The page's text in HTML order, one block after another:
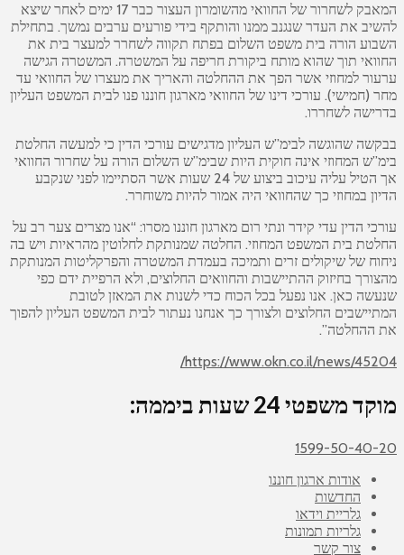
המאבק לשחרור של החוואי מהשומרון העצור כבר 17 ימים לאחר שיצא
להשיב את העדר שנגנב ממנו והותקף בידי פורעים ערבים נמשך. בתחילת
השבוע הורה בית משפט השלום בפתח תקווה לשחרר למעצר בית את
החוואי תוך שהוא מותח ביקורת חריפה על המשטרה. המשטרה הגישה
ערעור למחוזי אשר הפך את ההחלטה והאריך את מעצרו של החוואי עד
מחר (חמישי). עורכי דינו של החוואי מארגון חוננו פנו לבית המשפט העליון
בדרישה לשחררו.
בבקשה שהוגשה לבימ”ש העליון מדגישים עורכי הדין כי למעשה החלטת
בימ”ש המחוזי אינה חוקית היות שבימ”ש השלום הורה על שחרור החוואי
אך הטיל עליה עיכוב ביצוע של 24 שעות אשר הסתיימו לפני שנקבע
הדיון במחוזי כך שהחוואי היה אמור להיות משוחרר.
עורכי הדין עדי קידר ונתי רום מארגון חוננו מסרו: “אנו מצרים צער רב על
החלטת בית המשפט המחוזי. החלטה שמנותקת לחלוטין מהראיות ויש בה
ניחוח של שיקולים זרים ותמיכה בעמדת המשטרה והפרקליטות המנותקת
מהצורך בחיזוק ההתיישבות והחוואים החלוצים, ולא הרפיית ידם כפי
שנעשה כאן. אנו נפעל בכל הכוח כדי לשנות את המאזן לטובת
המתיישבים החלוצים ולצורך כך אנחנו נעתור לבית המשפט העליון להפוך
את ההחלטה”.
https://www.okn.co.il/news/45204/
מוקד משפטי 24 שעות ביממה:
1599-50-40-20
אודות ארגון חוננו
החדשות
גלריית וידאו
גלריות תמונות
צור קשר